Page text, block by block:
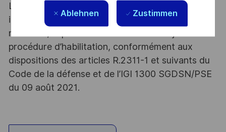
Ablehnen Zustimmen
Le poste pouvant nécessiter d'accéder à des
informations relevant du secret de la défense
nationale, la personne retenue fera l'objet d'une
procédure d’habilitation, conformément aux
dispositions des articles R.2311-1 et suivants du
Code de la défense et de l’IGI 1300 SGDSN/PSE
du 09 août 2021.